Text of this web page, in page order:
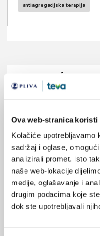
Ova web-stranica koristi
Kolačiće upotrebljavamo
sadržaj i oglase,
analizirali promet. Isto
naše web-lokacije
medije, oglašavanje i
drugim podacima koje
dok ste upotrebljavali
antiagregacijska terapija
VEZANI SADRŽAJ
progresiju HIV infekcije
Primarna rezistencija
lijekove
27.08.2013.
Nove smjernice za
zdravstvenih radnika